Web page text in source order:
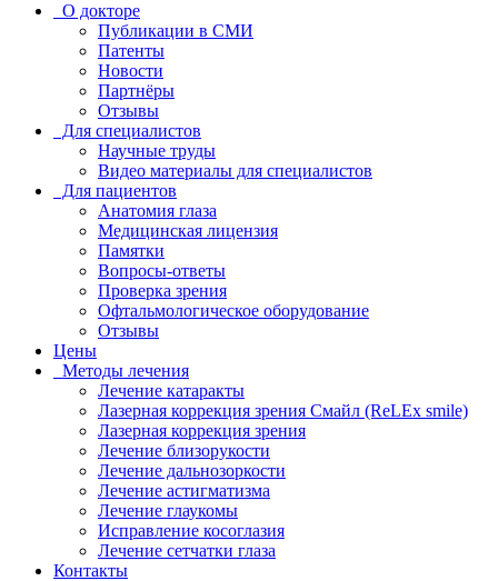
О докторе
Публикации в СМИ
Патенты
Новости
Партнёры
Отзывы
Для специалистов
Научные труды
Видео материалы для специалистов
Для пациентов
Анатомия глаза
Медицинская лицензия
Памятки
Вопросы-ответы
Проверка зрения
Офтальмологическое оборудование
Отзывы
Цены
Методы лечения
Лечение катаракты
Лазерная коррекция зрения Смайл (ReLEx smile)
Лазерная коррекция зрения
Лечение близорукости
Лечение дальнозоркости
Лечение астигматизма
Лечение глаукомы
Исправление косоглазия
Лечение сетчатки глаза
Контакты